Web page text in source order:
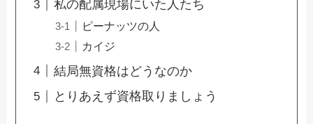
私の配属現場にいた人たち
ピーナッツの人
カイジ
結局無資格はどうなのか
とりあえず資格取りましょう